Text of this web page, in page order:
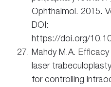
Ophthalmol. 2015.
DOI:
https://doi.org/
Mahdy M.A.
laser
for controlling